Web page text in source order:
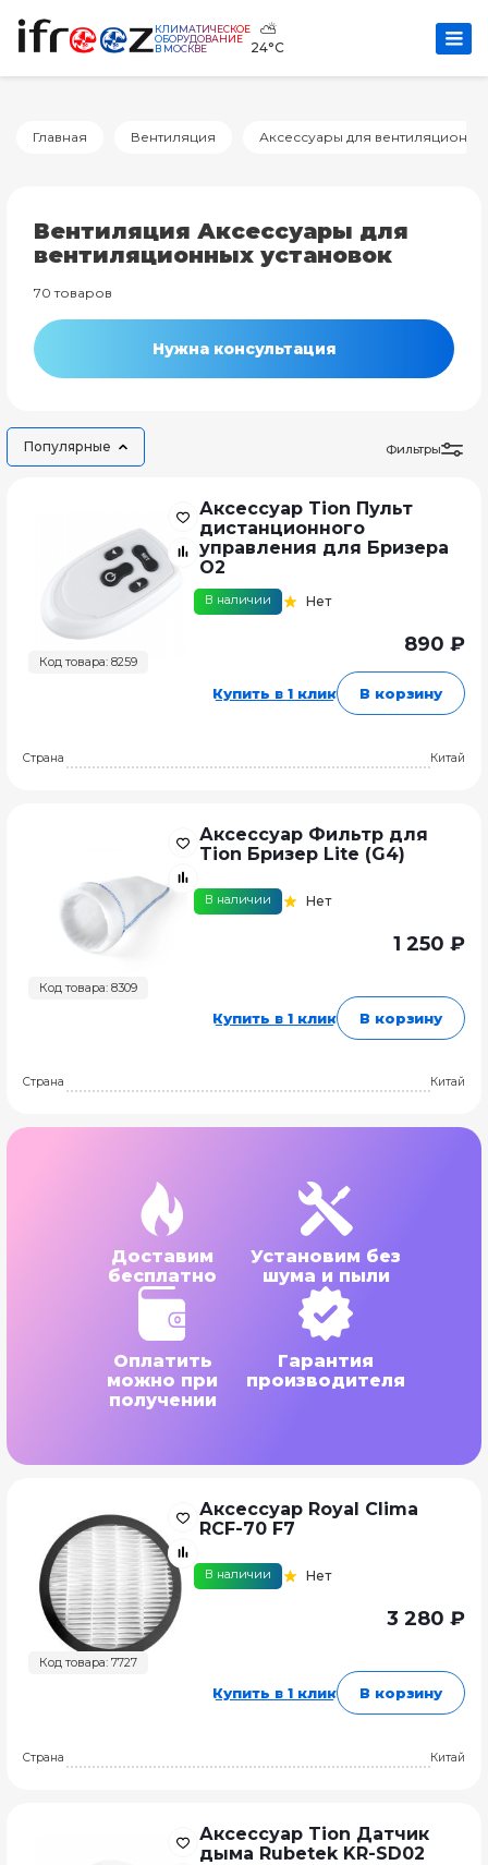
КЛИМАТИЧЕСКОЕ
ОБОРУДОВАНИЕ
В МОСКВЕ
⛅
24°C
Главная Вентиляция Аксессуары для
Вентиляция Аксессуары для
вентиляционных установок
70 товаров
Нужна консультация
Популярные Фильтры
Код товара: 8259
Аксессуар Tion Пульт
дистанционного
управления для Бризера
O2
В наличии Нет
890 ₽
Купить в 1 клик В корзину
Страна Китай
Код товара: 8309
Аксессуар Фильтр для
Tion Бризер Lite (G4)
В наличии Нет
1 250 ₽
Купить в 1 клик В корзину
Страна Китай
Доставим
бесплатно
Установим без
шума и пыли
Оплатить
можно при
получении
Гарантия
производителя
Код товара: 7727
Аксессуар Royal Clima
RCF-70 F7
В наличии Нет
3 280 ₽
Купить в 1 клик В корзину
Страна Китай
Аксессуар Tion Датчик
дыма Rubetek KR-SD02